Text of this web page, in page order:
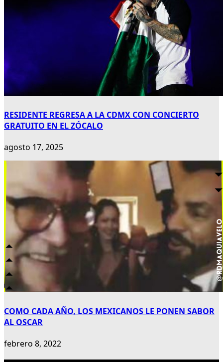
RESIDENTE REGRESA A LA CDMX CON CONCIERTO
GRATUITO EN EL ZÓCALO
agosto 17, 2025
COMO CADA AÑO, LOS MEXICANOS LE PONEN SABOR
AL OSCAR
febrero 8, 2022